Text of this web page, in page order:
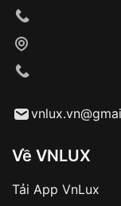
Về VNLUX
Tải App VnLux